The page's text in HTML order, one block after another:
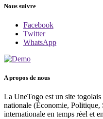
Nous suivre
Facebook
Twitter
WhatsApp
A propos de nous
La UneTogo est un site
nationale (Économie, Politique,
internationale en temps réel et